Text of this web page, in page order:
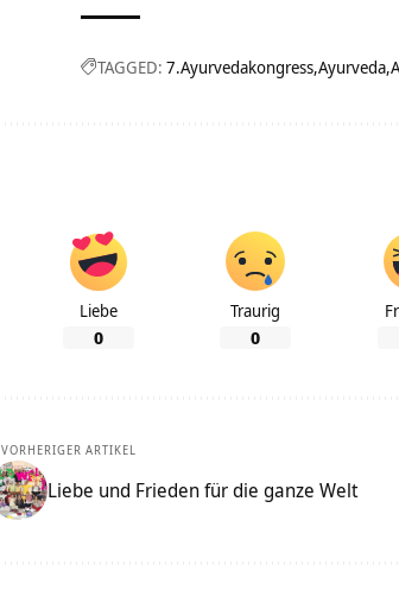
TAGGED: 7.Ayurvedakongress Ayurveda
Liebe
0
Traurig
0
VORHERIGER ARTIKEL
Liebe und Frieden für die ganze Welt